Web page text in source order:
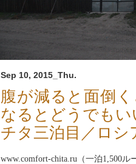
Sep 10, 2015_Thu.
腹が減ると面倒
なるとどうでもい
チタ三泊目／ロシ
www.comfort-chita.ru（一泊1,500ル